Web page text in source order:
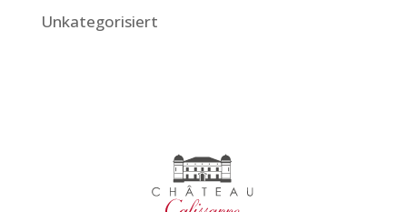
Unkategorisiert